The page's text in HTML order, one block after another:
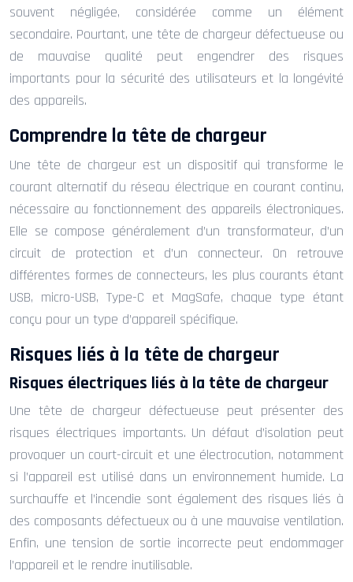
souvent négligée, considérée comme un élément
secondaire. Pourtant, une tête de chargeur défectueuse ou
de mauvaise qualité peut engendrer des risques
importants pour la sécurité des utilisateurs et la longévité
des appareils.
Comprendre la tête de chargeur
Une tête de chargeur est un dispositif qui transforme le
courant alternatif du réseau électrique en courant continu,
nécessaire au fonctionnement des appareils électroniques.
Elle se compose généralement d’un transformateur, d’un
circuit de protection et d’un connecteur. On retrouve
différentes formes de connecteurs, les plus courants étant
USB, micro-USB, Type-C et MagSafe, chaque type étant
conçu pour un type d’appareil spécifique.
Risques liés à la tête de chargeur
Risques électriques liés à la tête de chargeur
Une tête de chargeur défectueuse peut présenter des
risques électriques importants. Un défaut d’isolation peut
provoquer un court-circuit et une électrocution, notamment
si l’appareil est utilisé dans un environnement humide. La
surchauffe et l’incendie sont également des risques liés à
des composants défectueux ou à une mauvaise ventilation.
Enfin, une tension de sortie incorrecte peut endommager
l’appareil et le rendre inutilisable.